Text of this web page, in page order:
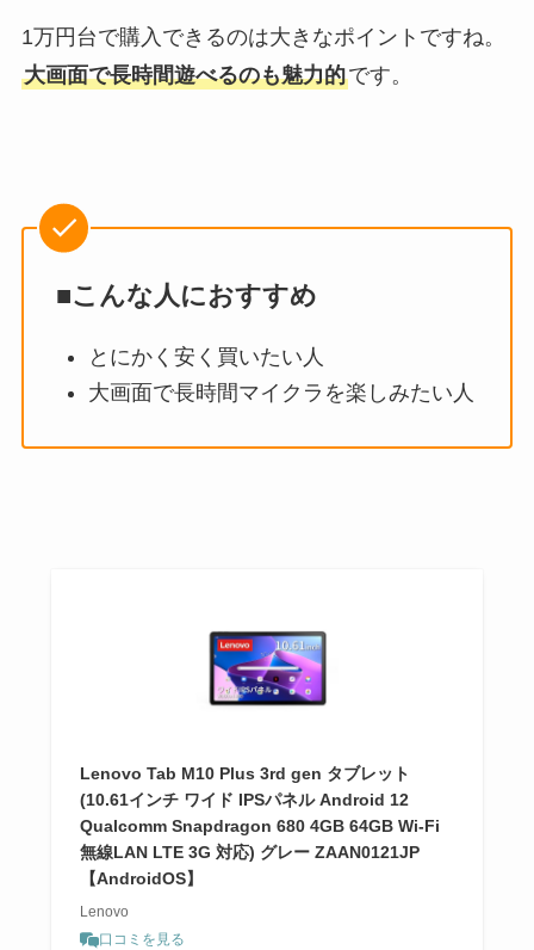
1万円台で購入できるのは大きなポイントですね。
大画面で長時間遊べるのも魅力的です。
■こんな人におすすめ
とにかく安く買いたい人
大画面で長時間マイクラを楽しみたい人
Lenovo Tab M10 Plus 3rd gen タブレット
(10.61インチ ワイド IPSパネル Android 12
Qualcomm Snapdragon 680 4GB 64GB Wi-Fi
無線LAN LTE 3G 対応) グレー ZAAN0121JP
【AndroidOS】
Lenovo
口コミを見る